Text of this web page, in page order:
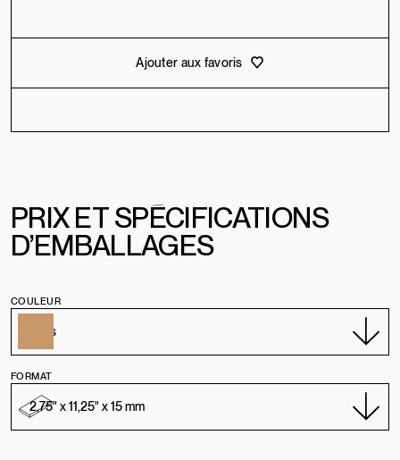
Ajouter aux favoris
PRIXETSPÉCIFICATIONS
D’EMBALLAGES
COULEUR
FORMAT